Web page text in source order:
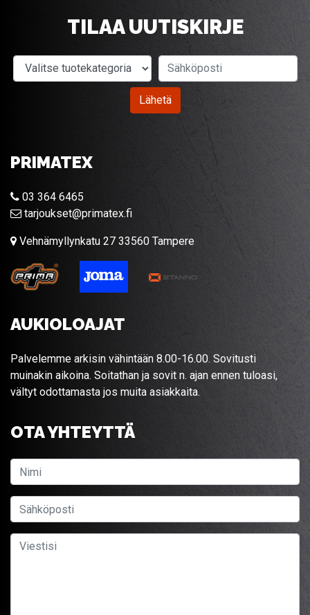
TILAA UUTISKIRJE
Valitse tuotekategoria
Lähetä
PRIMATEX
03 364 6465
tarjoukset@primatex.fi
Vehnämyllynkatu 27 33560 Tampere
AUKIOLOAJAT
Palvelemme arkisin vähintään 8.00-16.00. Sovitusti
muinakin aikoina. Soitathan ja sovit n. ajan ennen tuloasi,
vältyt odottamasta jos muita asiakkaita.
OTA YHTEYTTÄ